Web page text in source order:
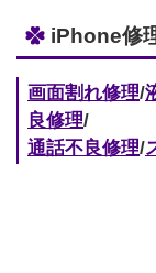
iPhone修
画面割れ修理/
良修理/
通話不良修理/